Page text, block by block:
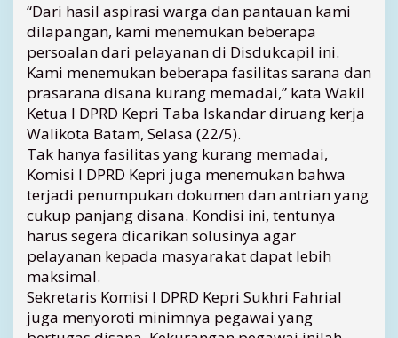
n
a
n
D
i
n
a
s
K
e
p
e
n
d
u
u
k
“Dari hasil aspirasi warga dan pantauan kami
dilapangan, kami menemukan beberapa
persoalan dari pelayanan di Disdukcapil ini.
Kami menemukan beberapa fasilitas sarana dan
prasarana disana kurang memadai,” kata Wakil
Ketua I DPRD Kepri Taba Iskandar diruang kerja
Walikota Batam, Selasa (22/5).
Tak hanya fasilitas yang kurang memadai,
Komisi I DPRD Kepri juga menemukan bahwa
terjadi penumpukan dokumen dan antrian yang
cukup panjang disana. Kondisi ini, tentunya
harus segera dicarikan solusinya agar
pelayanan kepada masyarakat dapat lebih
maksimal.
Sekretaris Komisi I DPRD Kepri Sukhri Fahrial
juga menyoroti minimnya pegawai yang